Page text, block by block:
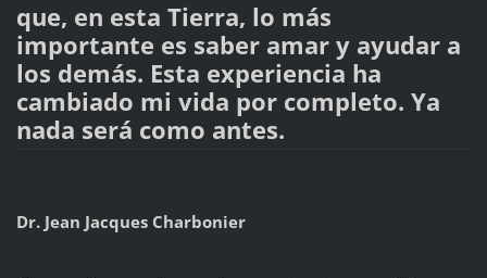
que, en esta Tierra, lo más
importante es saber amar y ayudar a
los demás. Esta experiencia ha
cambiado mi vida por completo. Ya
nada será como antes.
Dr. Jean Jacques Charbonier